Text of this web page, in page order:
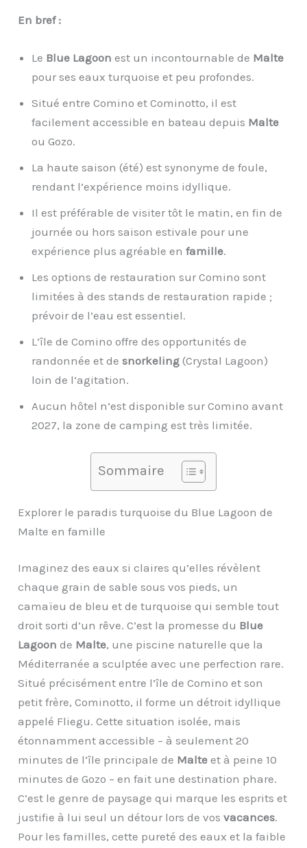
En bref :
Le Blue Lagoon est un incontournable de Malte
pour ses eaux turquoise et peu profondes.
Situé entre Comino et Cominotto, il est
facilement accessible en bateau depuis Malte
ou Gozo.
La haute saison (été) est synonyme de foule,
rendant l’expérience moins idyllique.
Il est préférable de visiter tôt le matin, en fin de
journée ou hors saison estivale pour une
expérience plus agréable enfamille.
Les options de restauration sur Comino sont
limitées à des stands de restauration rapide ;
prévoir de l’eau est essentiel.
L’île de Comino offre des opportunités de
randonnée et desnorkeling (Crystal Lagoon)
loin de l’agitation.
Aucun hôtel n’est disponible sur Comino avant
2027, la zone de camping est très limitée.
Sommaire
Explorer le paradis turquoise du Blue Lagoon de
Malte en famille
Imaginez des eaux si claires qu’elles révèlent
chaque grain de sable sous vos pieds, un
camaïeu de bleu et de turquoise qui semble tout
droit sorti d’un rêve. C’est la promesse du Blue
Lagoon de Malte, une piscine naturelle que la
Méditerranée a sculptée avec une perfection rare.
Situé précisément entre l’île de Comino et son
petit frère, Cominotto, il forme un détroit idyllique
appelé Fliegu. Cette situation isolée, mais
étonnamment accessible – à seulement 20
minutes de l’île principale de Malte et à peine 10
minutes de Gozo – en fait une destination phare.
C’est le genre de paysage qui marque les esprits et
justifie à lui seul un détour lors de vosvacances.
Pour les familles, cette pureté des eaux et la faible